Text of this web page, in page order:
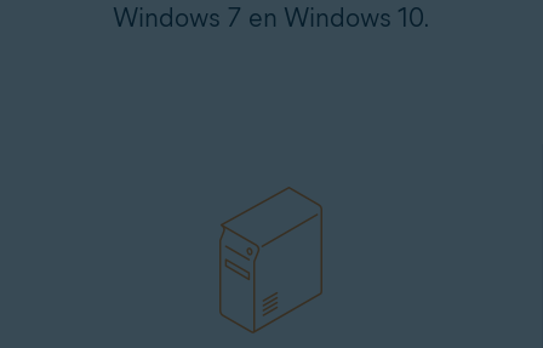
Windows 7 en Windows 10.